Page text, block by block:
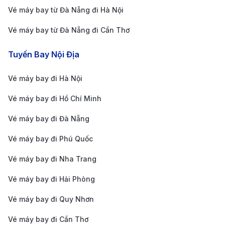
Siem Reap (SAI)
→ TP. Hồ Chí
Minh
Economy
(Phổ thông)
→ TP. Hồ Chí
Minh
(SGN)
Economy
Siem Reap (SAI)
→ TP. Hồ Chí
Business
Lưu ý: Giá
Vé máy bay từ Đà Nẵng đi Hà Nội
Vé máy bay từ Đà Nẵng đi Cần Thơ
Tuyến Bay Nội Địa
Vé máy bay đi Hà Nội
Vé máy bay đi Hồ Chí Minh
Vé máy bay đi Đà Nẵng
Vé máy bay đi Phú Quốc
Vé máy bay đi Nha Trang
Vé máy bay đi Hải Phòng
Vé máy bay đi Quy Nhơn
Vé máy bay đi Cần Thơ